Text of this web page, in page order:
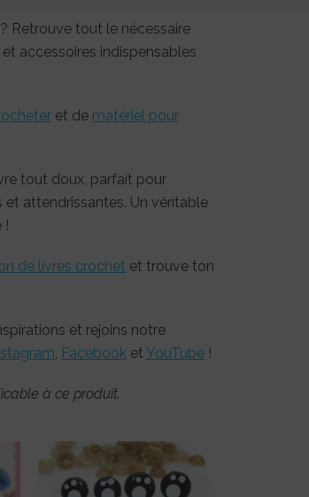
Retrouve tout le nécessaire
accessoires indispensables
et de matériel pour
tout doux, parfait pour
attendrissantes. Un véritable
!
de livres crochet et trouve ton
et rejoins notre
, Facebook et YouTube !
à ce produit.